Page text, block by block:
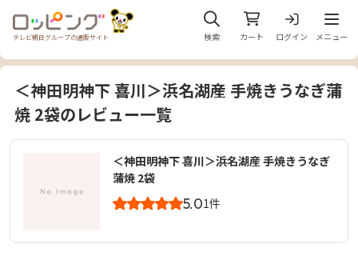
テレビ朝日グループの通販サイト 検索 カート ログイン
メニ
メニュー
＜神田明神下 喜川＞浜名湖産 手焼きうなぎ蒲
焼 2袋のレビュー一覧
＜神田明神下 喜川＞浜名湖産 手焼きうなぎ
蒲焼 2袋
5.01件